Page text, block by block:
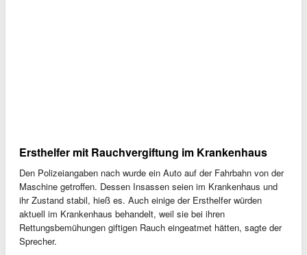
Ersthelfer mit Rauchvergiftung im Krankenhaus
Den Polizeiangaben nach wurde ein Auto auf der Fahrbahn von der
Maschine getroffen. Dessen Insassen seien im Krankenhaus und
ihr Zustand stabil, hieß es. Auch einige der Ersthelfer würden
aktuell im Krankenhaus behandelt, weil sie bei ihren
Rettungsbemühungen giftigen Rauch eingeatmet hätten, sagte der
Sprecher.